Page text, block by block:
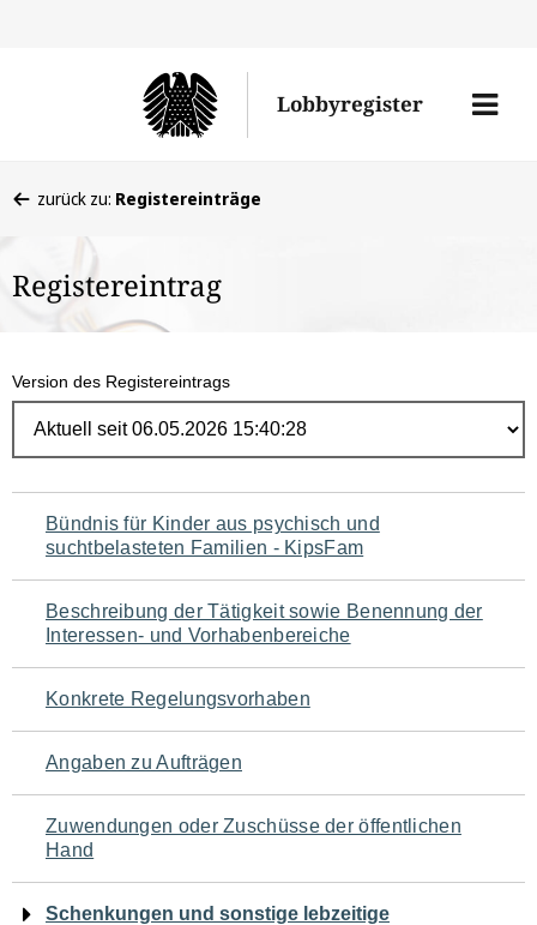
Lobbyregister
Menü
befinden
hier:
zurück zu: Registereinträge
Registereintrag
Version des Registereintrags
Navigation
für
den
Seiteninhalt
Bündnis für Kinder aus psychisch und
suchtbelasteten Familien - KipsFam
Beschreibung der Tätigkeit sowie Benennung der
Interessen- und Vorhabenbereiche
Konkrete Regelungsvorhaben
Angaben zu Aufträgen
Zuwendungen oder Zuschüsse der öffentlichen
Hand
Schenkungen und sonstige lebzeitige